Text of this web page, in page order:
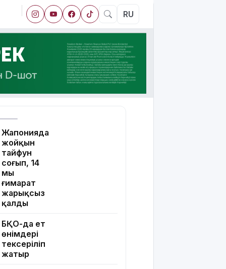
RU
Жапонияда
жойқын
тайфун
соғып, 14
мың
ғимарат
жарықсыз
қалды
БҚО-да ет
өнімдері
тексеріліп
жатыр